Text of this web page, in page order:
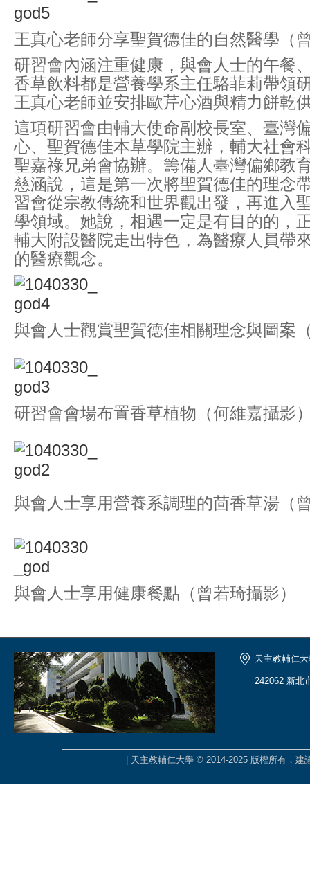
王真心老師分享聖賀德佳的自然醫學（
研習會內涵注重健康，與會人士的午餐
香草飲料都是營養學系主任駱菲莉帶領
王真心老師並安排歐芹心酒與精力餅乾
這項研習會由輔大使命副校長室、臺灣
心、聖賀德佳本草學院主辦，輔大社會
聖嘉祿兄弟會協辦。籌備人臺灣偏鄉教
慈涵說，這是第一次將聖賀德佳的理念
習會從宗教傳統和世界觀出發，再進入
學領域。她說，相遇一定是有目的的，
輔大附設醫院走出特色，為醫療人員帶
的醫療觀念。
與會人士觀賞聖賀德佳相關理念與圖案
研習會會場布置香草植物（何維嘉攝影
與會人士享用營養系調理的茴香草湯（
與會人士享用健康餐點（曾若琦攝影）
天主教輔仁
242062 新北
| 天主教輔仁大學 © 2014-2025 版權所有，